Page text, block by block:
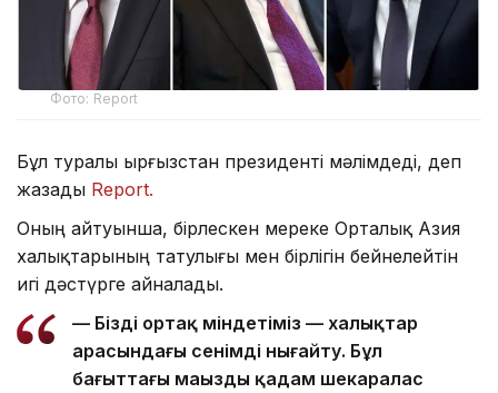
Фото: Report
Бұл туралы Қырғызстан президенті мәлімдеді, деп
жазады Report.
Оның айтуынша, бірлескен мереке Орталық Азия
халықтарының татулығы мен бірлігін бейнелейтін
игі дәстүрге айналады.
— Біздің ортақ міндетіміз — халықтар
арасындағы сенімді нығайту. Бұл
бағыттағы маңызды қадам шекаралас